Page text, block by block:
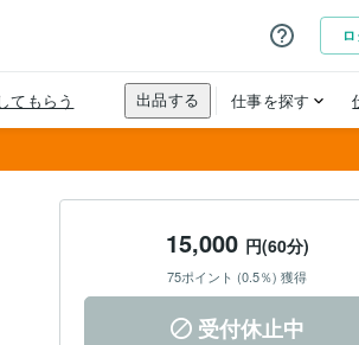
15,000 円(60分)
75ポイント (0.5％) 獲得
受付休止中